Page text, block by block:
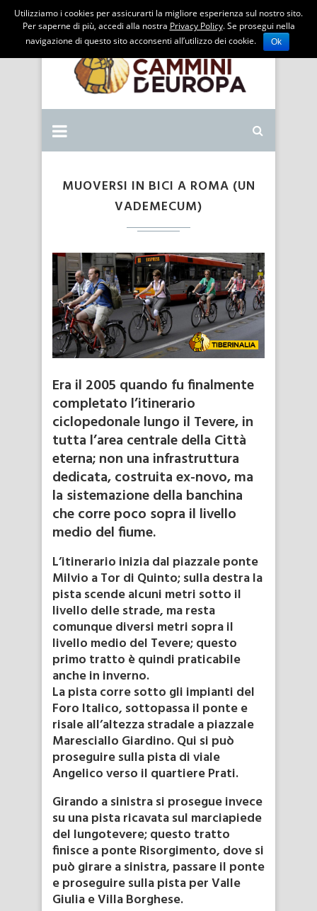
MUOVERSI IN BICI A ROMA (UN
VADEMECUM)
Era il 2005 quando fu finalmente
completato l’itinerario
ciclopedonale lungo il Tevere,in
tutta l’area centrale della Città
eterna; non una infrastruttura
dedicata, costruita ex-novo, ma
la sistemazione della banchina
che corre poco sopra il livello
medio del fiume.
L’itinerario inizia dal piazzale ponte
Milvio a Tor di Quinto; sulla destra la
pista scende alcuni metri sotto il
livello delle strade, ma resta
comunque diversi metri sopra il
livello medio del Tevere; questo
primo tratto è quindi praticabile
anche in inverno.
La pista corre sotto gli impianti del
Foro Italico, sottopassa il ponte e
risale all’altezza stradale a piazzale
Maresciallo Giardino. Qui si può
proseguire sulla pista di viale
Angelico verso il quartiere Prati.
Girando a sinistra si prosegue invece
su una pista ricavata sul marciapiede
del lungotevere; questo tratto
finisce a ponte Risorgimento, dove si
può girare a sinistra, passare il ponte
e proseguire sulla pista per Valle
Giulia e Villa Borghese.
Utilizziamo i cookies per assicurarti la migliore esperienza sul nostro sito.
Per saperne di più, accedi alla nostra Privacy Policy. Se prosegui nella
navigazione di questo sito acconsenti all’utilizzo dei cookie.
Ok